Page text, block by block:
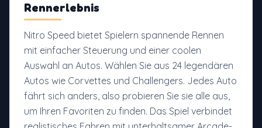
Rennerlebnis
Nitro Speed bietet Spielern spannende Rennen
mit einfacher Steuerung und einer coolen
Auswahl an Autos. Wählen Sie aus 24 legendären
Autos wie Corvettes und Challengers. Jedes Auto
fährt sich anders, also probieren Sie sie alle aus,
um Ihren Favoriten zu finden. Das Spiel verbindet